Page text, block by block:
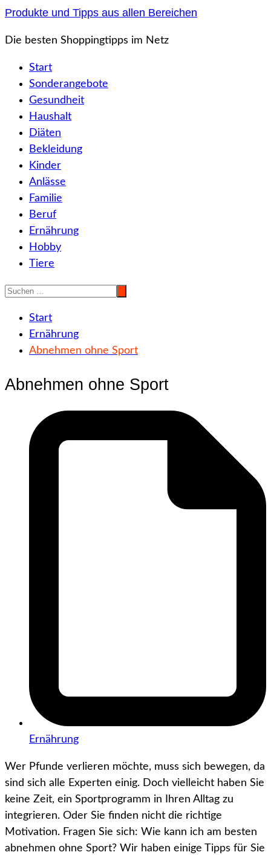
Zum
springen
Produkte und Tipps aus allen Bereichen
Die besten Shoppingtipps im Netz
Start
Sonderangebote
Gesundheit
Haushalt
Diäten
Bekleidung
Kinder
Anlässe
Familie
Beruf
Ernährung
Hobby
Tiere
Start
Ernährung
Abnehmen ohne Sport
Abnehmen ohne Sport
Ernährung
Wer Pfunde verlieren möchte, muss sich bewegen, da
sind sich alle Experten einig. Doch vielleicht haben Sie
keine Zeit, ein Sportprogramm in Ihren Alltag zu
integrieren. Oder Sie finden nicht die richtige
Motivation. Fragen Sie sich: Wie kann ich am besten
abnehmen ohne Sport? Wir haben einige Tipps für Sie